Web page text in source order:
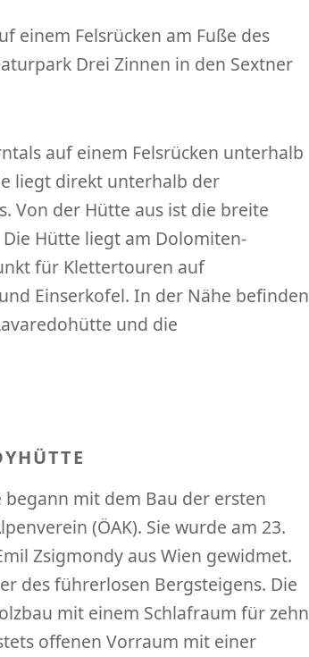
einem Felsrücken am Fuße des
Drei Zinnen in den Sextner
auf einem Felsrücken unterhalb
liegt direkt unterhalb der
Von der Hütte aus ist die breite
Hütte liegt am Dolomiten-
für Klettertouren auf
Einserkofel. In der Nähe befinden
und die
mit dem Bau der ersten
(ÖAK). Sie wurde am 23.
Zsigmondy aus Wien gewidmet.
des führerlosen Bergsteigens. Die
mit einem Schlafraum für zehn
offenen Vorraum mit einer